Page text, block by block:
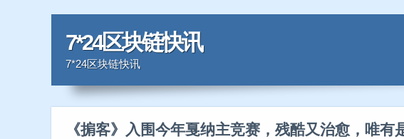
7*24区块链快讯
7*24区块链快讯
《掮客》入围今年戛纳主竞赛，残酷又治愈，唯有